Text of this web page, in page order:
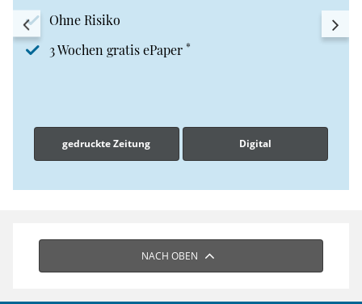
Ohne Risiko
3 Wochen gratis ePaper *
gedruckte Zeitung Digital
NACH OBEN